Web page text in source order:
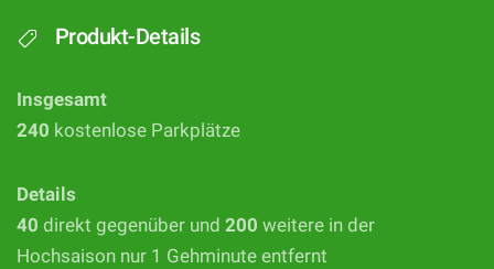
Produkt-Details
Insgesamt
240 kostenlose Parkplätze
Details
40 direkt gegenüber und 200 weitere in der
Hochsaison nur 1 Gehminute entfernt